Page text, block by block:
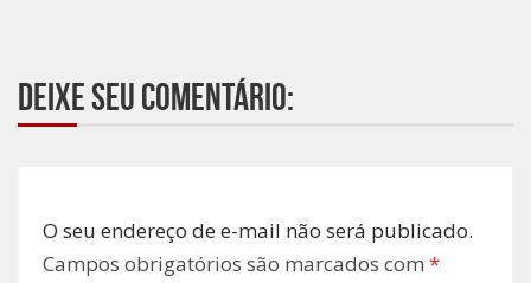
Deixe seu comentário:
O seu endereço de e-mail não será publicado.
Campos obrigatórios são marcados com *